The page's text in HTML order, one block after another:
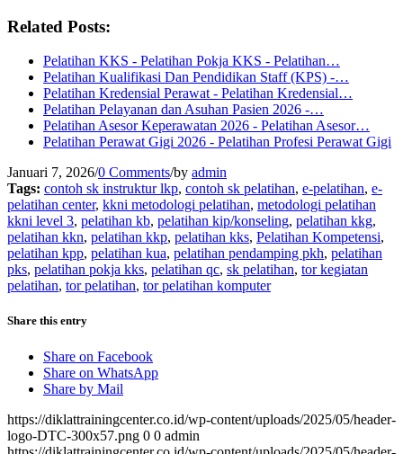
Related Posts:
Pelatihan KKS - Pelatihan Pokja KKS - Pelatihan…
Pelatihan Kualifikasi Dan Pendidikan Staff (KPS) -…
Pelatihan Kredensial Perawat - Pelatihan Kredensial…
Pelatihan Pelayanan dan Asuhan Pasien 2026 -…
Pelatihan Asesor Keperawatan 2026 - Pelatihan Asesor…
Pelatihan Perawat Gigi 2026 - Pelatihan Profesi Perawat Gigi
Januari 7, 2026/0 Comments/by admin
Tags: contoh sk instruktur lkp, contoh sk pelatihan, e-pelatihan, e-
pelatihan center, kkni metodologi pelatihan, metodologi pelatihan
kkni level 3, pelatihan kb, pelatihan kip/konseling, pelatihan kkg,
pelatihan kkn, pelatihan kkp, pelatihan kks, Pelatihan Kompetensi,
pelatihan kpp, pelatihan kua, pelatihan pendamping pkh, pelatihan
pks, pelatihan pokja kks, pelatihan qc, sk pelatihan, tor kegiatan
pelatihan, tor pelatihan, tor pelatihan komputer
Share this entry
Share on Facebook
Share on WhatsApp
Share by Mail
https://diklattrainingcenter.co.id/wp-content/uploads/2025/05/header-
logo-DTC-300x57.png 0 0 admin